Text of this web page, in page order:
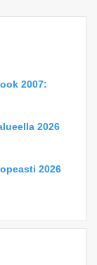
2007:
2026
2026